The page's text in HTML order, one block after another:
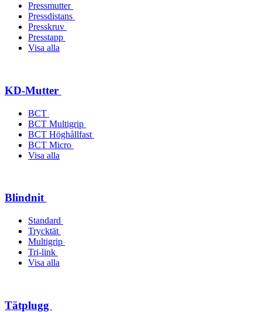
Pressmutter
Pressdistans
Presskruv
Presstapp
Visa alla
KD-Mutter
BCT
BCT Multigrip
BCT Höghållfast
BCT Micro
Visa alla
Blindnit
Standard
Trycktät
Multigrip
Tri-link
Visa alla
Tätplugg